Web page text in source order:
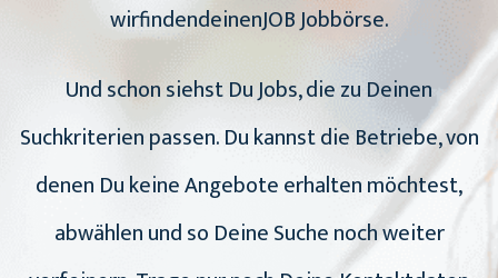
wirfindendeinenJOB Jobbörse.
Und schon siehst Du Jobs, die zu Deinen
Suchkriterien passen. Du kannst die Betriebe, von
denen Du keine Angebote erhalten möchtest,
abwählen und so Deine Suche noch weiter